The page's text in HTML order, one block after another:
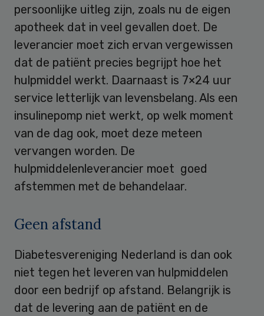
persoonlijke uitleg zijn, zoals nu de eigen
apotheek dat in veel gevallen doet. De
leverancier moet zich ervan vergewissen
dat de patiënt precies begrijpt hoe het
hulpmiddel werkt. Daarnaast is 7×24 uur
service letterlijk van levensbelang. Als een
insulinepomp niet werkt, op welk moment
van de dag ook, moet deze meteen
vervangen worden. De
hulpmiddelenleverancier moet goed
afstemmen met de behandelaar.
Geen afstand
Diabetesvereniging Nederland is dan ook
niet tegen het leveren van hulpmiddelen
door een bedrijf op afstand. Belangrijk is
dat de levering aan de patiënt en de